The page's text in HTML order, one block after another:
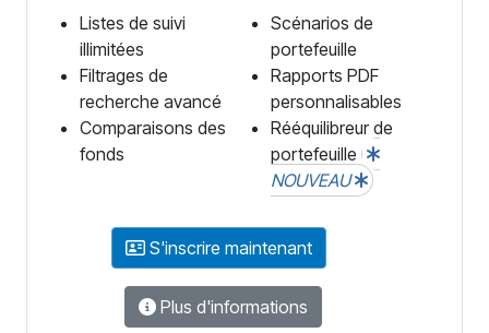
Listes de suivi
illimitées
Filtrages de
recherche avancé
Comparaisons des
fonds
Scénarios de
portefeuille
Rapports PDF
personnalisables
Rééquilibreur de
portefeuille
NOUVEAU
S'inscrire maintenant
Plus d'informations